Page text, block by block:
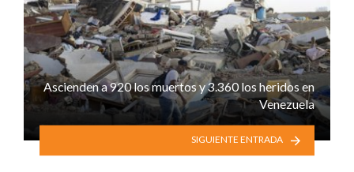
Ascienden a 920 los muertos y 3.360 los heridos en
Venezuela
SIGUIENTE ENTRADA